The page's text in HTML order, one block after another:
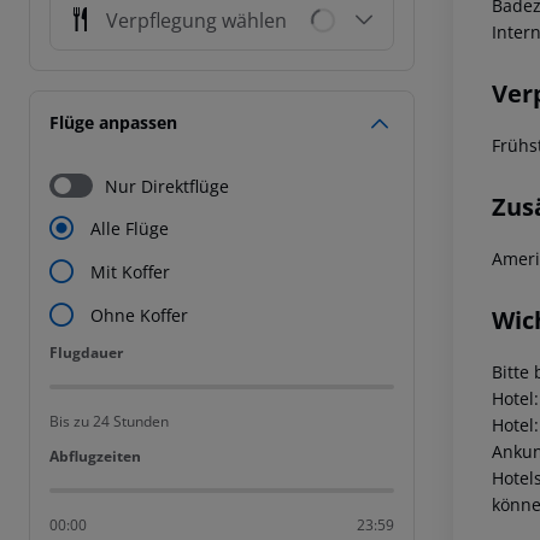
Verpflegung wählen
Flüge anpassen
Nur Direktflüge
Alle Flüge
Mit Koffer
Ohne Koffer
Flugdauer
Flugdauer
Bis zu 24 Stunden
Abflugzeiten
Abflugzeiten
00:00 23:59
Bitte